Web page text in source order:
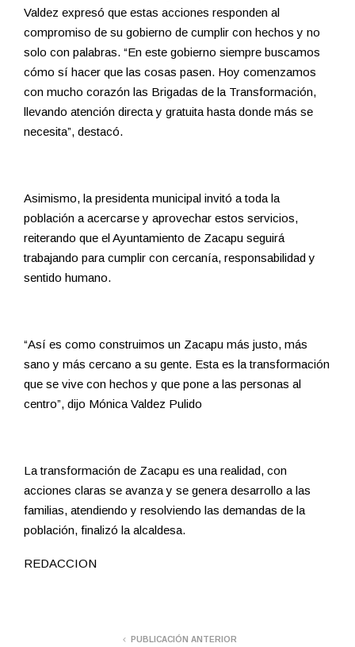
Valdez expresó que estas acciones responden al
compromiso de su gobierno de cumplir con hechos y no
solo con palabras. “En este gobierno siempre buscamos
cómo sí hacer que las cosas pasen. Hoy comenzamos
con mucho corazón las Brigadas de la Transformación,
llevando atención directa y gratuita hasta donde más se
necesita”, destacó.
Asimismo, la presidenta municipal invitó a toda la
población a acercarse y aprovechar estos servicios,
reiterando que el Ayuntamiento de Zacapu seguirá
trabajando para cumplir con cercanía, responsabilidad y
sentido humano.
“Así es como construimos un Zacapu más justo, más
sano y más cercano a su gente. Esta es la transformación
que se vive con hechos y que pone a las personas al
centro”, dijo Mónica Valdez Pulido
La transformación de Zacapu es una realidad, con
acciones claras se avanza y se genera desarrollo a las
familias, atendiendo y resolviendo las demandas de la
población, finalizó la alcaldesa.
REDACCION
PUBLICACIÓN ANTERIOR